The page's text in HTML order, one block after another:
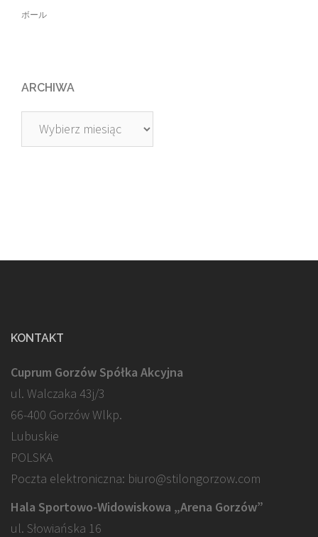
ボール
ARCHIWA
Archiwa
KONTAKT
Cuprum Gorzów Spółka Akcyjna
ul. Walczaka 43j/3
66-400 Gorzów Wlkp.
Lubuskie
POLSKA
Poczta elektroniczna: biuro@stilongorzow.com
Hala Sportowo-Widowiskowa „Arena Gorzów”
ul. Słowiańska 16